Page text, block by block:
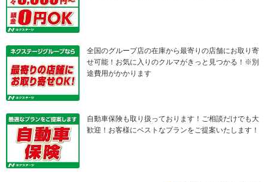
全国のグループ店の在庫から最寄りの店舗にお取り寄
せ可能！お気に入りのクルマがきっと見つかる！※別
途費用がかかります
自動車保険も取り扱っております！ご相談だけでも大
歓迎！お客様にベストなプランをご提案いたします！